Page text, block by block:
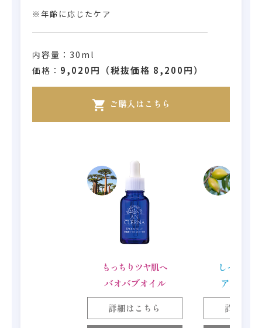
※年齢に応じたケア
内容量：30ml
価格： 9,020円（税抜価格 8,200円）
shopping_cart ご購入はこちら
もっちりツヤ肌へ
バオバブオイル
詳細はこちら
しっとり
アルガン
詳細は